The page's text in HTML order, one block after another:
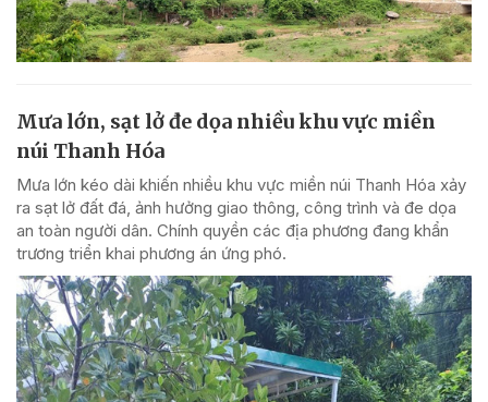
Mưa lớn, sạt lở đe dọa nhiều khu vực miền
núi Thanh Hóa
Mưa lớn kéo dài khiến nhiều khu vực miền núi Thanh Hóa xảy
ra sạt lở đất đá, ảnh hưởng giao thông, công trình và đe dọa
an toàn người dân. Chính quyền các địa phương đang khẩn
trương triển khai phương án ứng phó.